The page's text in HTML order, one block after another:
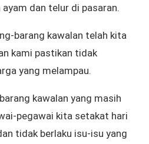
dan telur di pasaran.
barang kawalan telah kita
kami pastikan tidak
yang melampau.
kawalan yang masih
pegawai kita setakat hari
tidak berlaku isu-isu yang